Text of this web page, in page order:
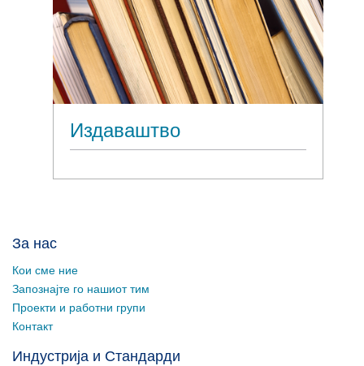
Издаваштво
За нас
Кои сме ние
Запознајте го нашиот тим
Проекти и работни групи
Контакт
Индустрија и Стандарди